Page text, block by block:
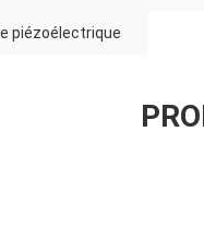
piézoélectrique